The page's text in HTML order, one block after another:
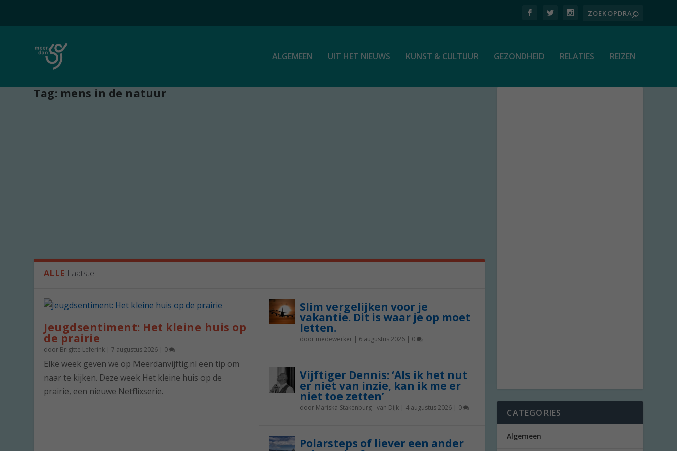
ALGEMEEN UIT HET NIEUWS KUNST & CULTUUR GEZONDHEID RELATIES REIZEN
Tag: mens in de natuur
ALLE Laatste
Jeugdsentiment: Het kleine huis op
de prairie
door Brigitte Leferink |7 augustus 2026 | 0
Elke week geven we op Meerdanvijftig.nl een tip om
naar te kijken. Deze week Het kleine huis op de
prairie, een nieuwe Netflixserie.
Slim vergelijken voor je
vakantie. Dit is waar je op moet
letten.
door medewerker| 6 augustus 2026| 0
Vijftiger Dennis: ‘Als ik het nut
er niet van inzie, kan ik me er
niet toe zetten’
door Mariska Stakenburg - van Dijk| 4 augustus 2026| 0
Polarsteps of liever een ander
CATEGORIES
Algemeen